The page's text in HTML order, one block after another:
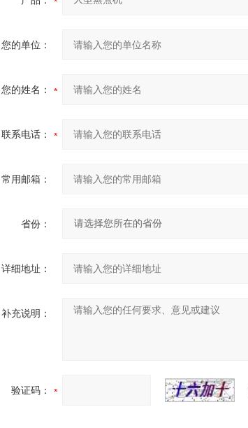
您的单位：
您的姓名：
联系电话：
常用邮箱：
省份：
详细地址：
补充说明：
验证码：